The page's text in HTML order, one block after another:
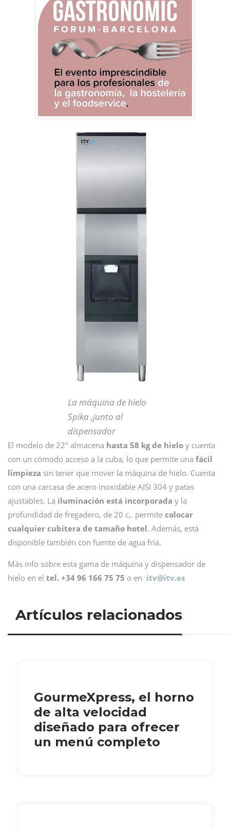
La máquina de hielo
Spika ,junto al
dispensador
El modelo de 22″ almacena hasta 58 kg de hielo y cuenta
con un cómodo acceso a la cuba, lo que permite una fácil
limpieza sin tener que mover la máquina de hielo. Cuenta
con una carcasa de acero inoxidable AISI 304 y patas
ajustables. La iluminación está incorporada y la
profundidad de fregadero, de 20 c,. permite colocar
cualquier cubitera de tamaño hotel. Además, está
disponible también con fuente de agua fría.
Más info sobre esta gama de máquina y dispensador de
hielo en el tel. +34 96 166 75 75 o en itv@itv.es
Artículos relacionados
GourmeXpress, el horno
de alta velocidad
diseñado para ofrecer
un menú completo